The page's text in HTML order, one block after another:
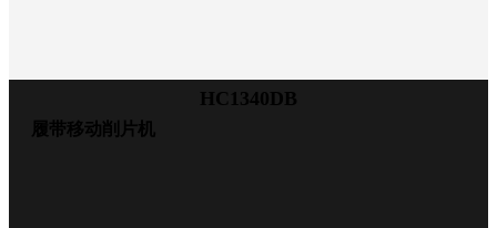
HC1340DB
履带移动削片机